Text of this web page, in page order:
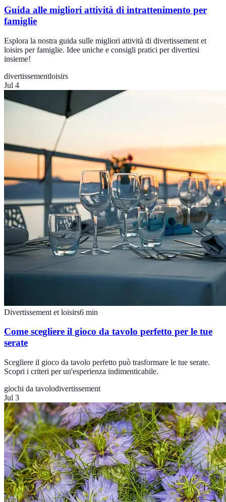
Guida alle migliori attività di intrattenimento per
famiglie
Esplora la nostra guida sulle migliori attività di divertissement et
loisirs per famiglie. Idee uniche e consigli pratici per divertirsi
insieme!
divertissementloisirs
Jul 4
Divertissement et loisirs6 min
Come scegliere il gioco da tavolo perfetto per le tue
serate
Scegliere il gioco da tavolo perfetto può trasformare le tue serate.
Scopri i criteri per un'esperienza indimenticabile.
giochi da tavolodivertissement
Jul 3